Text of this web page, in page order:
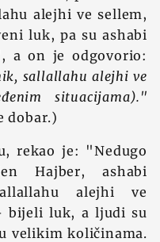
alejhi ve sellem,
luk, pa su ashabi
a on je odgovorio:
sallallahu alejhi ve
situacijama)."
dobar.)
rekao je: "Nedugo
Hajber, ashabi
alejhi ve
bijeli luk, a ljudi su
velikim količinama.